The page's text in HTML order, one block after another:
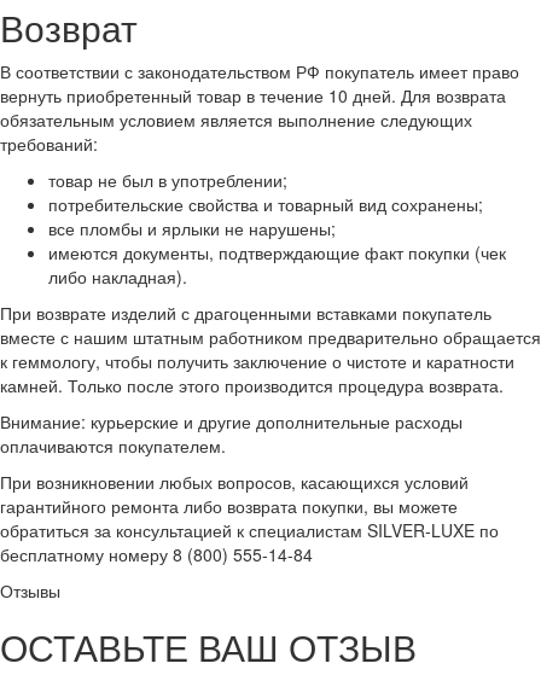
Возврат
В соответствии с законодательством РФ покупатель имеет право
вернуть приобретенный товар в течение 10 дней. Для возврата
обязательным условием является выполнение следующих
требований:
товар не был в употреблении;
потребительские свойства и товарный вид сохранены;
все пломбы и ярлыки не нарушены;
имеются документы, подтверждающие факт покупки (чек
либо накладная).
При возврате изделий с драгоценными вставками покупатель
вместе с нашим штатным работником предварительно обращается
к геммологу, чтобы получить заключение о чистоте и каратности
камней. Только после этого производится процедура возврата.
Внимание: курьерские и другие дополнительные расходы
оплачиваются покупателем.
При возникновении любых вопросов, касающихся условий
гарантийного ремонта либо возврата покупки, вы можете
обратиться за консультацией к специалистам SILVER-LUXE по
бесплатному номеру 8 (800) 555-14-84
Отзывы
ОСТАВЬТЕ ВАШ ОТЗЫВ